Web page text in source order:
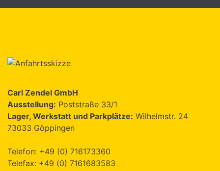
Carl Zendel GmbH
Ausstellung: Poststraße 33/1
Lager, Werkstatt und Parkplätze: Wilhelmstr. 24
73033 Göppingen
Telefon: +49 (0) 716173360
Telefax: +49 (0) 7161683583